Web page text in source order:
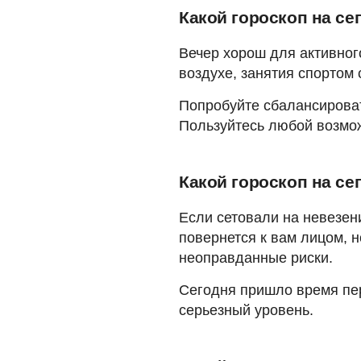
Какой гороскоп на
Вечер хорош для
воздухе, занятия
Попробуйте
Пользуйтесь любой
Какой гороскоп на
Если сетовали на
повернется к вам лицом,
неоправданные риски.
Сегодня пришло время
серьезный уровень.